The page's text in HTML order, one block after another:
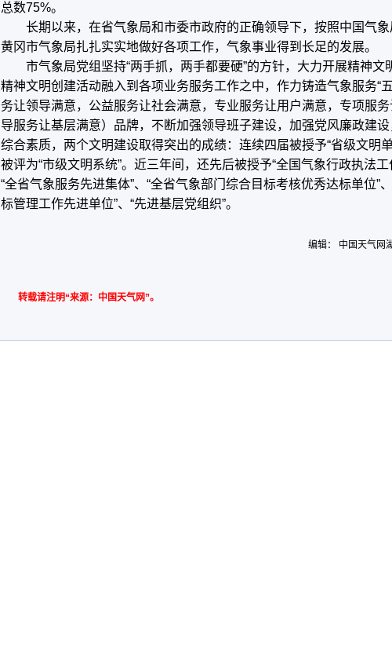
总数75%。
长期以来，在省气象局和市委市政府的正确领导下，按照中国气象
黄冈市气象局扎扎实实地做好各项工作，气象事业得到长足的发展。
市气象局党组坚持“两手抓，两手都要硬”的方针，大力开展精神文
精神文明创建活动融入到各项业务服务工作之中，作力铸造气象服务“
务让领导满意，公益服务让社会满意，专业服务让用户满意，专项服
导服务让基层满意）品牌，不断加强领导班子建设，加强党风廉政建
综合素质，两个文明建设取得突出的成绩：连续四届被授予“省级文明
被评为“市级文明系统”。近三年间，还先后被授予“全国气象行政执法工
“全省气象服务先进集体”、“全省气象部门综合目标考核优秀达标单位”
标管理工作先进单位”、“先进基层党组织”。
编辑： 中国天气网
转载请注明“来源：中国天气网”。